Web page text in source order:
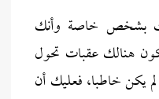
بشخص خاصة وأنك
هنالك عقبات تحول
يكن خاطبا، فعليك أن